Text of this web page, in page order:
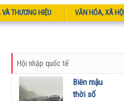
THƯƠNG HIỆU VĂN HÓA, XÃ HỘI
Hội nhập quốc tế
Biên mậu
thời số